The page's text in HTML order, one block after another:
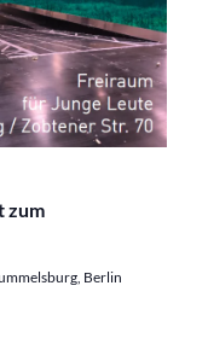
zum
Berlin